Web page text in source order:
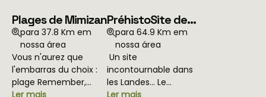
Aigles ou Aquitaine
Hydravions.
d'un jardin public
ouvert à tous, toute
l'année. Vous pouvez y
accéder depuis
Mimizan Bourg, route
de Parentis. Une vraie
parenthèse
Plages de Mimizan
para 37.8 Km em
nossa área
Vous n'aurez que
l'embarras du choix :
plage Remember,
plage du Courant, de
Ler mais
PréhistoSite de
Brassempouy
para 64.9 Km em
nossa área
Un site
incontournable dans
les Landes… Le
PréhistoSite de
Ler mais